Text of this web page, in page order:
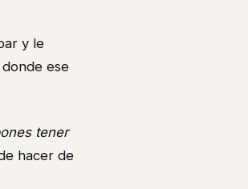
y le
ese
tener
hacer de